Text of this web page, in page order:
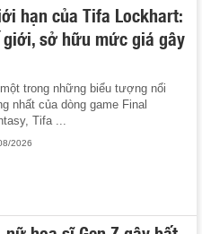
hạn của Tifa Lockhart:
sở hữu mức giá gây
trong những biểu tượng nổi
nhất của dòng game Final
Tifa ...
2026